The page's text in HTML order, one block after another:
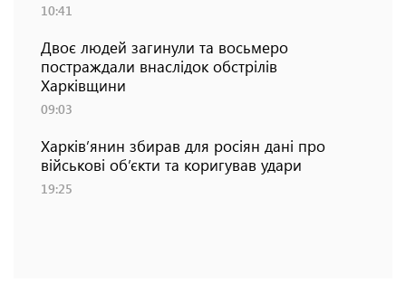
10:41
Двоє людей загинули та восьмеро
постраждали внаслідок обстрілів
Харківщини
09:03
Харків’янин збирав для росіян дані про
військові об’єкти та коригував удари
19:25